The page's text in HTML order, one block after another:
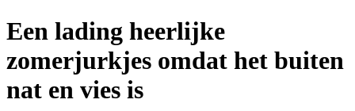
Een lading heerlijke
zomerjurkjes omdat het buiten
nat en vies is